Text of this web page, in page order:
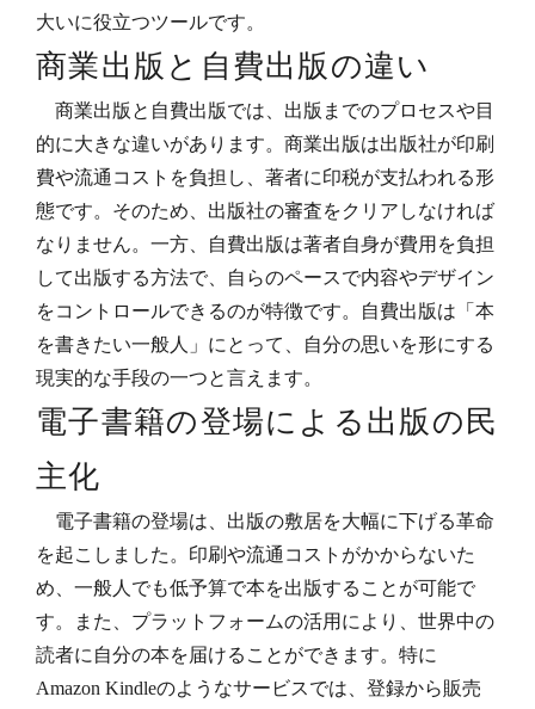
大いに役立つツールです。
商業出版と自費出版の違い
商業出版と自費出版では、出版までのプロセスや目
的に大きな違いがあります。商業出版は出版社が印刷
費や流通コストを負担し、著者に印税が支払われる形
態です。そのため、出版社の審査をクリアしなければ
なりません。一方、自費出版は著者自身が費用を負担
して出版する方法で、自らのペースで内容やデザイン
をコントロールできるのが特徴です。自費出版は「本
を書きたい一般人」にとって、自分の思いを形にする
現実的な手段の一つと言えます。
電子書籍の登場による出版の民
主化
電子書籍の登場は、出版の敷居を大幅に下げる革命
を起こしました。印刷や流通コストがかからないた
め、一般人でも低予算で本を出版することが可能で
す。また、プラットフォームの活用により、世界中の
読者に自分の本を届けることができます。特に
Amazon Kindleのようなサービスでは、登録から販売